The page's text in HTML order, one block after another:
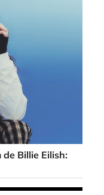
Billie Eilish: